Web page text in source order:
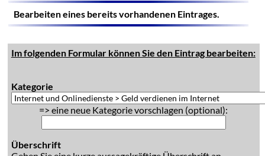
Bearbeiten eines bereits vorhandenen Eintrages.
Im folgenden Formular können Sie den Eintrag bearbeiten:
Kategorie
=> eine neue Kategorie vorschlagen (optional):
Überschrift